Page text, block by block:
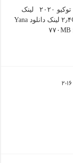
دانلود مسابقات تنیس روی میز(پینگ پنگ) المپیک توکیو ۲۰۲۰ لینک
دانلود آلمان – چین فینال دونفره مردان حجم: ۲٫۴GB لینک دانلود Yana